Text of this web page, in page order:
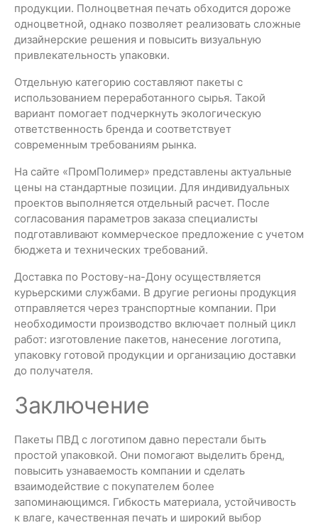
продукции. Полноцветная печать обходится дороже
одноцветной, однако позволяет реализовать сложные
дизайнерские решения и повысить визуальную
привлекательность упаковки.
Отдельную категорию составляют пакеты с
использованием переработанного сырья. Такой
вариант помогает подчеркнуть экологическую
ответственность бренда и соответствует
современным требованиям рынка.
На сайте «ПромПолимер» представлены актуальные
цены на стандартные позиции. Для индивидуальных
проектов выполняется отдельный расчет. После
согласования параметров заказа специалисты
подготавливают коммерческое предложение с учетом
бюджета и технических требований.
Доставка по Ростову-на-Дону осуществляется
курьерскими службами. В другие регионы продукция
отправляется через транспортные компании. При
необходимости производство включает полный цикл
работ: изготовление пакетов, нанесение логотипа,
упаковку готовой продукции и организацию доставки
до получателя.
Заключение
Пакеты ПВД с логотипом давно перестали быть
простой упаковкой. Они помогают выделить бренд,
повысить узнаваемость компании и сделать
взаимодействие с покупателем более
запоминающимся. Гибкость материала, устойчивость
к влаге, качественная печать и широкий выбор